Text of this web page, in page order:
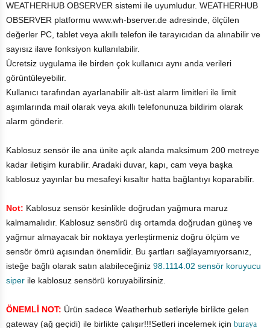
WEATHERHUB OBSERVER sistemi ile uyumludur. WEATHERHUB
OBSERVER platformu www.wh-bserver.de adresinde, ölçülen
değerler PC, tablet veya akıllı telefon ile tarayıcıdan da alınabilir ve
sayısız ilave fonksiyon kullanılabilir.
Ücretsiz uygulama ile birden çok kullanıcı aynı anda verileri
görüntüleyebilir.
Kullanıcı tarafından ayarlanabilir alt-üst alarm limitleri ile limit
aşımlarında mail olarak veya akıllı telefonunuza bildirim olarak
alarm gönderir.
Kablosuz sensör ile ana ünite açık alanda maksimum 200 metreye
kadar iletişim kurabilir. Aradaki duvar, kapı, cam veya başka
kablosuz yayınlar bu mesafeyi kısaltır hatta bağlantıyı koparabilir.
Not: Kablosuz sensör kesinlikle doğrudan yağmura maruz
kalmamalıdır. Kablosuz sensörü dış ortamda doğrudan güneş ve
yağmur almayacak bir noktaya yerleştirmeniz doğru ölçüm ve
sensör ömrü açısından önemlidir. Bu şartları sağlayamıyorsanız,
isteğe bağlı olarak satın alabileceğiniz 98.1114.02 sensör koruyucu
siper ile kablosuz sensörü koruyabilirsiniz.
ÖNEMLİ NOT: Ürün sadece Weatherhub setleriyle birlikte gelen
gateway (ağ geçidi) ile birlikte çalışır!!!Setleri incelemek için buraya